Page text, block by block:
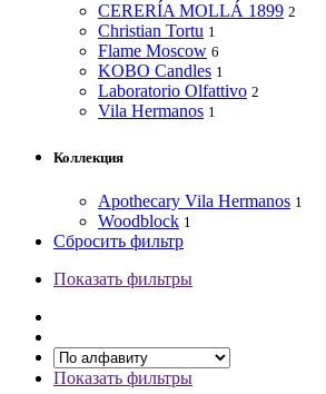
CERERÍA MOLLÁ 1899 2
Christian Tortu 1
Flame Moscow 6
KOBO Candles 1
Laboratorio Olfattivo 2
Vila Hermanos 1
Коллекция
Apothecary Vila Hermanos 1
Woodblock 1
Сбросить фильтр
Показать фильтры
Показать фильтры